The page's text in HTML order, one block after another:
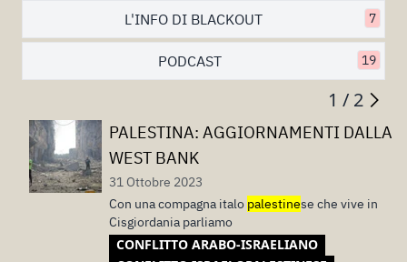
L'INFO DI BLACKOUT 7
PODCAST 19
1 / 2
PALESTINA: AGGIORNAMENTI DALLA
WEST BANK
31 Ottobre 2023
Con una compagna italo palestinese che vive in
Cisgiordania parliamo
CONFLITTO ARABO-ISRAELIANO